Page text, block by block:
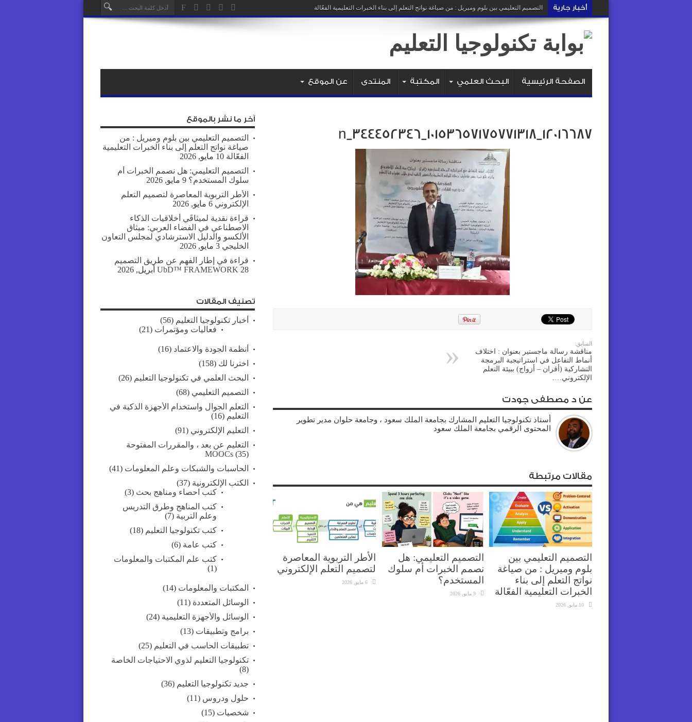
أخبار جارية التصميم التعليمي: هل نصمم
الصفحة الرئيسية البحث العلمي المكتبة المنتدى عن الموقع
12016687_10153657175771318_344452346_n
السابق:
مناقشة رسالة ماجستير بعنوان : اختلاف
أنماط التفاعل في استراتيجية البرمجة
التشاركية (أقران – أزواج) ببيئة التعلم
الإلكتروني….
عن د مصطفى جودت
أستاذ تكنولوجيا التعليم المشارك بجامعة الملك سعود ، وجامعة حلوان مدير تطوير
المحتوى الرقمي بجامعة الملك سعود
مقالات مرتبطة
التصميم التعليمي بين
بلوم وميريل : من صياغة
نواتج التعلم إلى بناء
الخبرات التعليمية الفعّالة
10 مايو, 2026
التصميم التعليمي: هل
نصمم الخبرات أم سلوك
المستخدم؟
9 مايو, 2026
الأطر التربوية المعاصرة
لتصميم التعلم الإلكتروني
6 مايو, 2026
آخر ما نشر بالموقع
التصميم التعليمي بين بلوم وميريل : من
صياغة نواتج التعلم إلى بناء الخبرات التعليمية
الفعّالة 10 مايو, 2026
التصميم التعليمي: هل نصمم الخبرات أم
سلوك المستخدم؟ 9 مايو, 2026
الأطر التربوية المعاصرة لتصميم التعلم
الإلكتروني 6 مايو, 2026
قراءة نقدية لميثاقَي أخلاقيات الذكاء
الاصطناعي في الفضاء العربي: ميثاق
الألكسو والدليل الاسترشادي لمجلس التعاون
الخليجي 3 مايو, 2026
قراءة في إطار الفهم عن طريق التصميم
UbD™ FRAMEWORK 28 أبريل, 2026
تصنيف المقالات
أخبار تكنولوجيا التعليم (56)
فعاليات ومؤتمرات (21)
أنظمة الجودة والاعتماد (16)
اخترنا لك (158)
البحث العلمي في تكنولوجيا التعليم (26)
التصميم التعليمي (68)
التعلم الجوال واستخدام الأجهزة الذكية في
التعليم (16)
التعليم الإلكتروني (91)
التعليم عن بعد ، والمقررات المفتوحة
MOOCs(35)
الحاسبات والشبكات وعلم المعلومات (41)
الكتب الإلكترونية (37)
كتب احصاء ومناهج بحث (3)
كتب المناهج وطرق التدريس
وعلم التربية (7)
كتب تكنولوجيا التعليم (18)
كتب عامة (6)
كتب علم المكتبات والمعلومات
(1)
المكتبات والمعلومات (14)
الوسائل المتعددة (11)
الوسائل والأجهزة التعليمية (24)
برامج وتطبيقات (13)
تطبيقات الحاسب في التعليم (25)
تكنولوجيا التعليم لذوي الاحتياجات الخاصة
(8)
جديد تكنولوجيا التعليم (36)
حلول ودروس (11)
شخصيات (15)